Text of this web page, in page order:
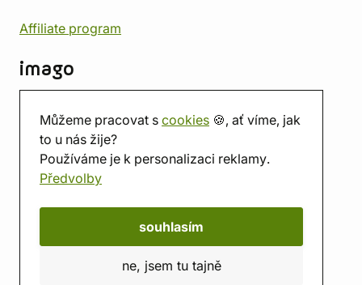
Můžeme pracovat s cookies 🍪, ať víme, jak
to u nás žije?
Používáme je k personalizaci reklamy.
Předvolby
souhlasím
ne, jsem tu tajně
Affiliate program
imago
Prodejna
Herna
O nás
Hodnocení obchodu